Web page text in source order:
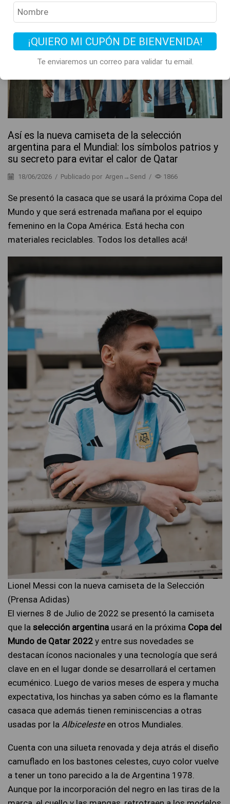
¡QUIERO MI CUPÓN DE BIENVENIDA!
Te enviaremos un correo para validar tu email.
Noticias
Así es la nueva camiseta de la selección
argentina para el Mundial: los símbolos patrios y
su secreto para evitar el calor de Qatar
18/06/2026 / Publicado por Argen→Send / 1866
Se presentó la casaca que se usará la próxima Copa del
Mundo y que será estrenada mañana por el equipo
femenino en la Copa América. Está hecha con
materiales reciclables. Todos los detalles acá!
Lionel Messi con la nueva camiseta de la Selección
(Prensa Adidas)
El viernes 8 de Julio de 2022 se presentó la camiseta
que la selección argentina usará en la próxima Copa del
Mundo de Qatar 2022 y entre sus novedades se
destacan íconos nacionales y una tecnología que será
clave en en el lugar donde se desarrollará el certamen
ecuménico. Luego de varios meses de espera y mucha
expectativa, los hinchas ya saben cómo es la flamante
casaca que además tienen reminiscencias a otras
usadas por la Albicelesteen otros Mundiales.
Cuenta con una silueta renovada y deja atrás el diseño
camuflado en los bastones celestes, cuyo color vuelve
a tener un tono parecido a la de Argentina 1978.
Aunque por la incorporación del negro en las tiras de la